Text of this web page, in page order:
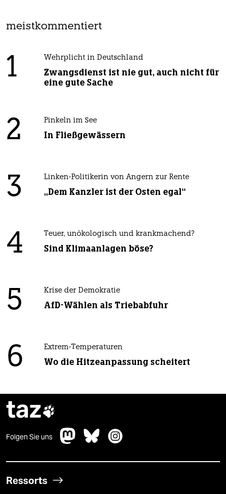
meistkommentiert
1 Wehrplicht in Deutschland
Zwangsdienst ist nie gut, auch nicht für
eine gute Sache
2 Pinkeln im See
In Fließgewässern
3 Linken-Politikerin von Angern zur Rente
„Dem Kanzler ist der Osten egal“
4 Teuer, unökologisch und krankmachend?
Sind Klimaanlagen böse?
5 Krise der Demokratie
AfD-Wählen als Triebabfuhr
6 Extrem-Temperaturen
Wo die Hitzeanpassung scheitert
taz
Folgen Sie uns
Ressorts